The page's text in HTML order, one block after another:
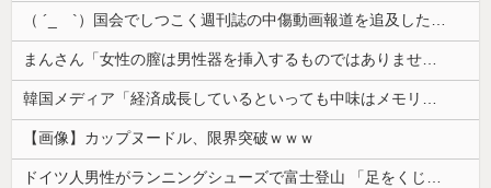
（ ´_ゝ`）国会でしつこく週刊誌の中傷動画報道を追及した立憲議員、自身への誹謗中傷・苦情電話被害を訴え「総理に疑問を質す、当然のことをした...
まんさん「女性の膣は男性器を挿入するものではありません」
韓国メディア「経済成長しているといっても中味はメモリ価格だけ。雇用増加見通しが半減してしまった」……韓国の内需不況は根強い状況っすね
【画像】カップヌードル、限界突破ｗｗｗ
ドイツ人男性がランニングシューズで富士登山 「足をくじいて動けない」